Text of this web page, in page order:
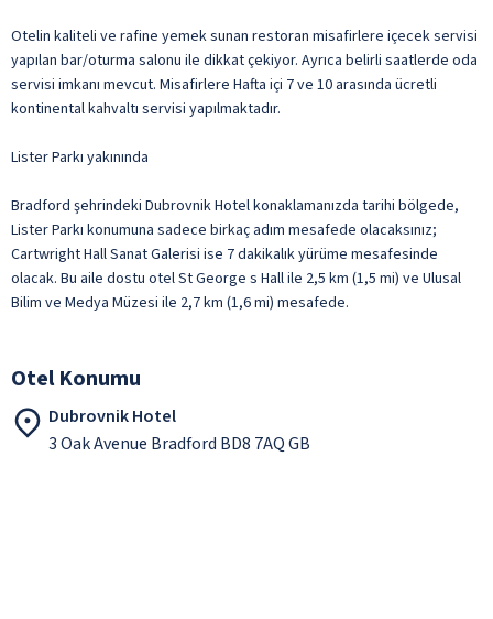
Otelin kaliteli ve rafine yemek sunan restoran misafirlere içecek servisi
yapılan bar/oturma salonu ile dikkat çekiyor. Ayrıca belirli saatlerde oda
servisi imkanı mevcut. Misafirlere Hafta içi 7 ve 10 arasında ücretli
kontinental kahvaltı servisi yapılmaktadır.
Lister Parkı yakınında
Bradford şehrindeki Dubrovnik Hotel konaklamanızda tarihi bölgede,
Lister Parkı konumuna sadece birkaç adım mesafede olacaksınız;
Cartwright Hall Sanat Galerisi ise 7 dakikalık yürüme mesafesinde
olacak. Bu aile dostu otel St George s Hall ile 2,5 km (1,5 mi) ve Ulusal
Bilim ve Medya Müzesi ile 2,7 km (1,6 mi) mesafede.
Otel Konumu
Dubrovnik Hotel
3 Oak Avenue Bradford BD8 7AQ GB